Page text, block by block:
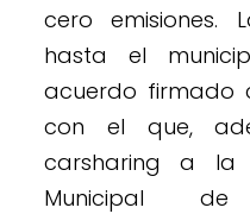
cero emisiones.
hasta el
acuerdo firmado
con el que,
carsharing a la
Municipal